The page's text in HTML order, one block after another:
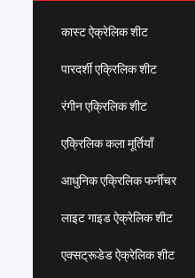
कास्ट ऐक्रेलिक शीट
पारदर्शी एक्रिलिक शीट
रंगीन एक्रिलिक शीट
एक्रिलिक कला मूर्तियाँ
आधुनिक एक्रिलिक फर्नीचर
लाइट गाइड ऐक्रेलिक शीट
एक्सट्रूडेड ऐक्रेलिक शीट